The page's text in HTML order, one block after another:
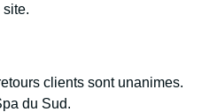
clients sont unanimes.
du Sud.